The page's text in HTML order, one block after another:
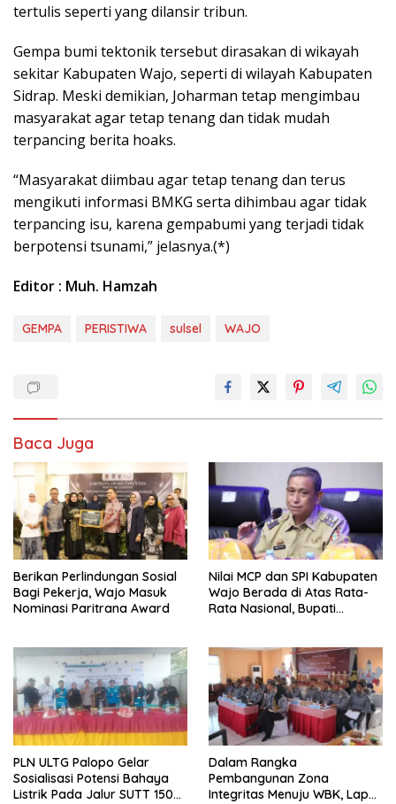
tertulis seperti yang dilansir tribun.
Gempa bumi tektonik tersebut dirasakan di wikayah
sekitar Kabupaten Wajo, seperti di wilayah Kabupaten
Sidrap. Meski demikian, Joharman tetap mengimbau
masyarakat agar tetap tenang dan tidak mudah
terpancing berita hoaks.
“Masyarakat diimbau agar tetap tenang dan terus
mengikuti informasi BMKG serta dihimbau agar tidak
terpancing isu, karena gempabumi yang terjadi tidak
berpotensi tsunami,” jelasnya.(*)
Editor : Muh. Hamzah
GEMPA PERISTIWA sulsel WAJO
Baca Juga
Berikan Perlindungan Sosial
Bagi Pekerja, Wajo Masuk
Nominasi Paritrana Award
Nilai MCP dan SPI Kabupaten
Wajo Berada di Atas Rata-
Rata Nasional, Bupati
PLN ULTG Palopo Gelar
Sosialisasi Potensi Bahaya
Listrik Pada Jalur SUTT 150
Dalam Rangka
Pembangunan Zona
Integritas Menuju WBK, Lapas